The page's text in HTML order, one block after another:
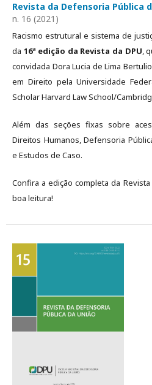
Revista da Defensoria Pública
n. 16 (2021)
Racismo estrutural e sistema de
da 16ª edição da Revista da DPU,
convidada Dora Lucia de Lima
em Direito pela Universidade
Scholar Harvard Law School/
Além das seções fixas sobre
Direitos Humanos, Defensoria
e Estudos de Caso.
Confira a edição completa da
boa leitura!